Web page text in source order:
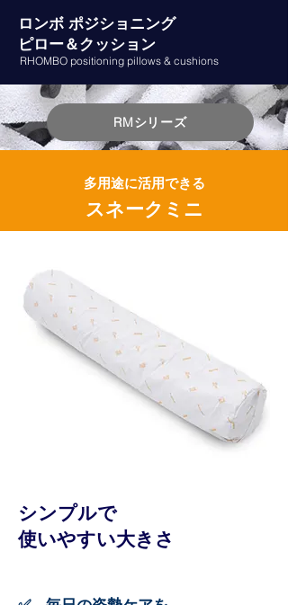
ロンボ ポジショニング
ピロー＆クッション
RHOMBO positioning pillows & cushions
RMシリーズ
多用途に活用できる
スネークミニ
シンプルで
​使いやすい大きさ